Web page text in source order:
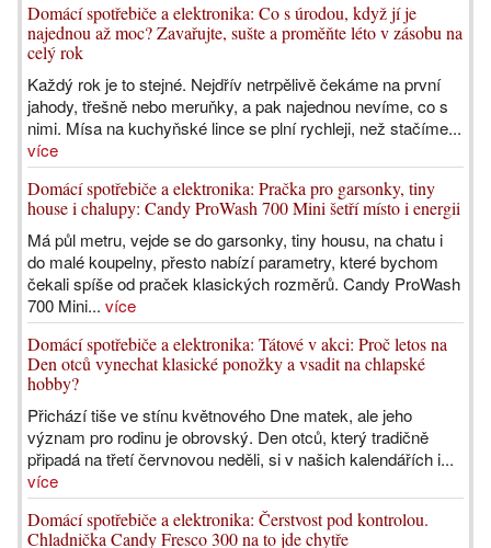
Domácí spotřebiče a elektronika: Co s úrodou, když jí je
najednou až moc? Zavařujte, sušte a proměňte léto v zásobu na
celý rok
Každý rok je to stejné. Nejdřív netrpělivě čekáme na první
jahody, třešně nebo meruňky, a pak najednou nevíme, co s
nimi. Mísa na kuchyňské lince se plní rychleji, než stačíme...
více
Domácí spotřebiče a elektronika: Pračka pro garsonky, tiny
house i chalupy: Candy ProWash 700 Mini šetří místo i energii
Má půl metru, vejde se do garsonky, tiny housu, na chatu i
do malé koupelny, přesto nabízí parametry, které bychom
čekali spíše od praček klasických rozměrů. Candy ProWash
700 Mini... více
Domácí spotřebiče a elektronika: Tátové v akci: Proč letos na
Den otců vynechat klasické ponožky a vsadit na chlapské
hobby?
Přichází tiše ve stínu květnového Dne matek, ale jeho
význam pro rodinu je obrovský. Den otců, který tradičně
připadá na třetí červnovou neděli, si v našich kalendářích i...
více
Domácí spotřebiče a elektronika: Čerstvost pod kontrolou.
Chladnička Candy Fresco 300 na to jde chytře